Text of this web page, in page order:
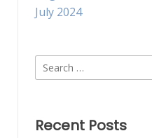
July 2024
Search
for:
Recent Posts